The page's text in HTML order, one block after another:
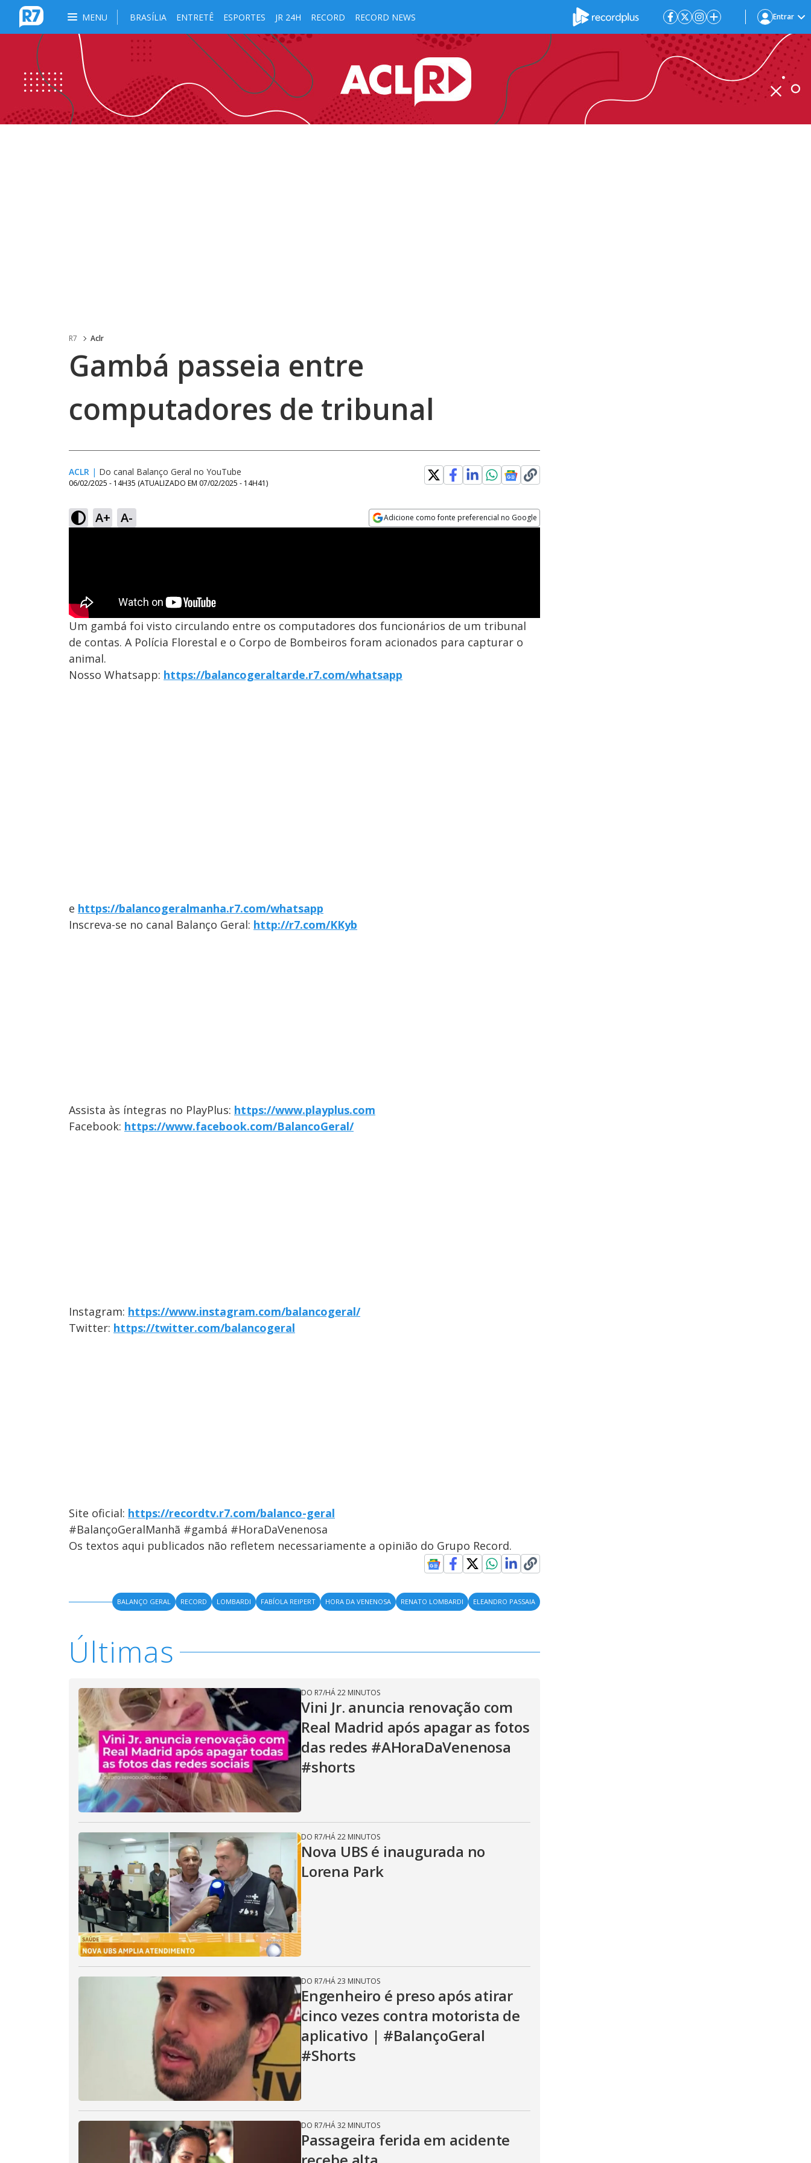
MENU BRASÍLIA ENTRETÊ ESPORTES JR 24H RECORD RECORD NEWS Entrar
R7 Aclr
Gambá passeia entre
computadores de tribunal
ACLR | Do canal Balanço Geral no YouTube
06/02/2025 - 14H35 (ATUALIZADO EM 07/02/2025 - 14H41)
A+ A- Adicione como fonte preferencial no Google
Um gambá foi visto circulando entre os computadores dos funcionários de um tribunal
de contas. A Polícia Florestal e o Corpo de Bombeiros foram acionados para capturar o
animal.
Nosso Whatsapp: https://balancogeraltarde.r7.com/whatsapp
e https://balancogeralmanha.r7.com/whatsapp
Inscreva-se no canal Balanço Geral: http://r7.com/KKyb
Assista às íntegras no PlayPlus: https://www.playplus.com
Facebook: https://www.facebook.com/BalancoGeral/
Instagram: https://www.instagram.com/balancogeral/
Twitter: https://twitter.com/balancogeral
Site oficial: https://recordtv.r7.com/balanco-geral
#BalançoGeralManhã #gambá #HoraDaVenenosa
Os textos aqui publicados não refletem necessariamente a opinião do Grupo Record.
BALANÇO GERAL RECORD LOMBARDI FABÍOLA REIPERT HORA DA VENENOSA RENATO LOMBARDI ELEANDRO PASSAIA
Últimas
DO R7/HÁ 22 MINUTOS
Vini Jr. anuncia renovação com
Real Madrid após apagar as fotos
das redes #AHoraDaVenenosa
#shorts
DO R7/HÁ 22 MINUTOS
Nova UBS é inaugurada no
Lorena Park
DO R7/HÁ 23 MINUTOS
Engenheiro é preso após atirar
cinco vezes contra motorista de
aplicativo | #BalançoGeral
#Shorts
DO R7/HÁ 32 MINUTOS
Passageira ferida em acidente